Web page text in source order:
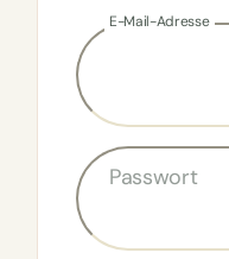
E-Mail-Adresse
Passwort